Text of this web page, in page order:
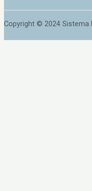
Copyright © 2024